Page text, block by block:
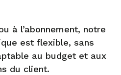
à l’abonnement, notre
est flexible, sans
au budget et aux
du client.